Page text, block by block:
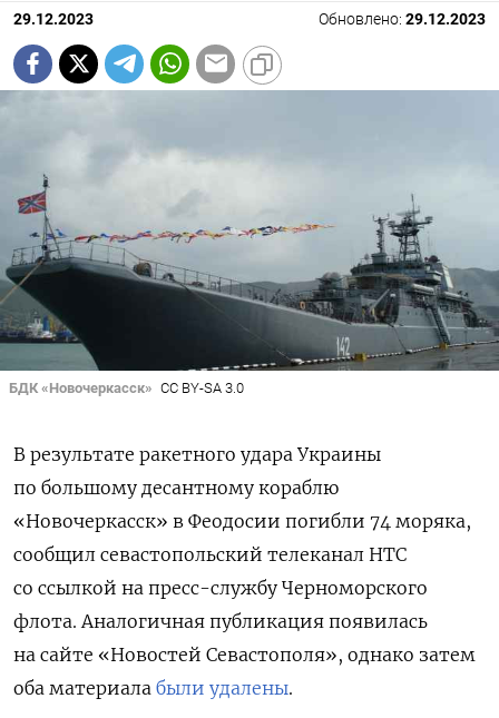
29.12.2023 Обновлено: 29.12.2023
БДК «Новочеркасск» CC BY-SA 3.0
В результате ракетного удара Украины
по большому десантному кораблю
«Новочеркасск» в Феодосии погибли 74 моряка,
сообщил севастопольский телеканал НТС
со ссылкой на пресс-службу Черноморского
флота. Аналогичная публикация появилась
на сайте «Новостей Севастополя», однако затем
оба материала были удалены.